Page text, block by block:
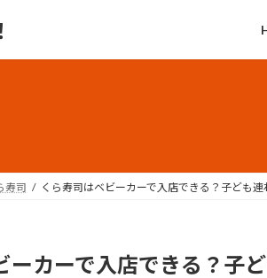
寿司 くら寿司はベビーカーで入店できる？子ども
ーカーで入店できる？子